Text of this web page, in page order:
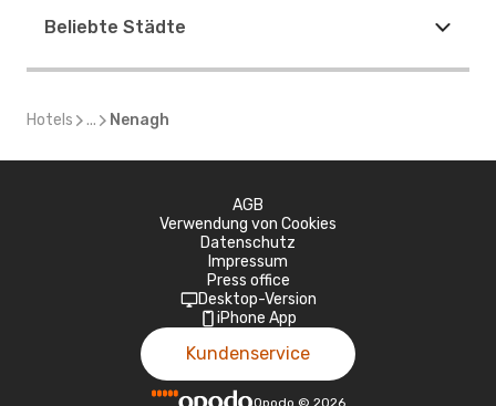
Beliebte Städte
Hotels ... Nenagh
AGB
Verwendung von Cookies
Datenschutz
Impressum
Press office
Desktop-Version
iPhone App
Kundenservice
Opodo © 2026